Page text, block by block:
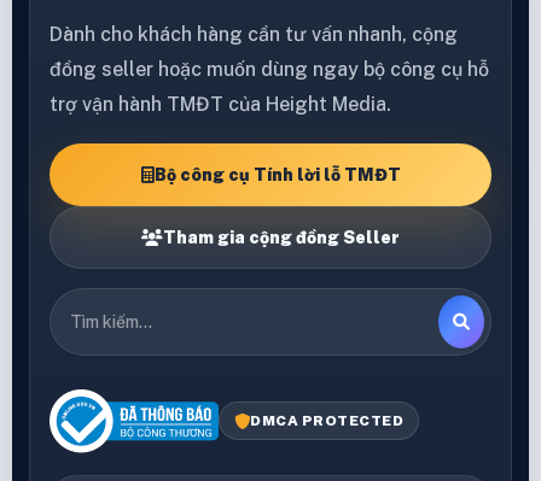
Dành cho khách hàng cần tư vấn nhanh, cộng
đồng seller hoặc muốn dùng ngay bộ công cụ hỗ
trợ vận hành TMĐT của Height Media.
Bộ công cụ Tính lời lỗ TMĐT
Tham gia cộng đồng Seller
DMCA PROTECTED